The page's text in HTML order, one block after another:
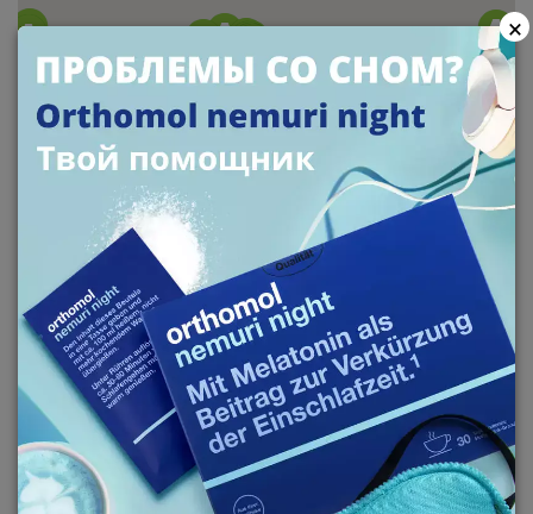
- Аптека
- Магазин "Chicco"
- Главный офис
×